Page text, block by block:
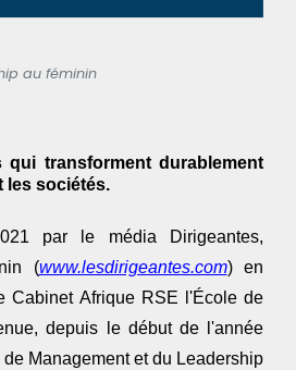
au féminin
qui transforment durablement
les sociétés.
par le média
Dirigeantes,
(www.lesdirigeantes.com) en
Cabinet Afrique RSE l'École de
depuis le début de l'année
de Management et du Leadership